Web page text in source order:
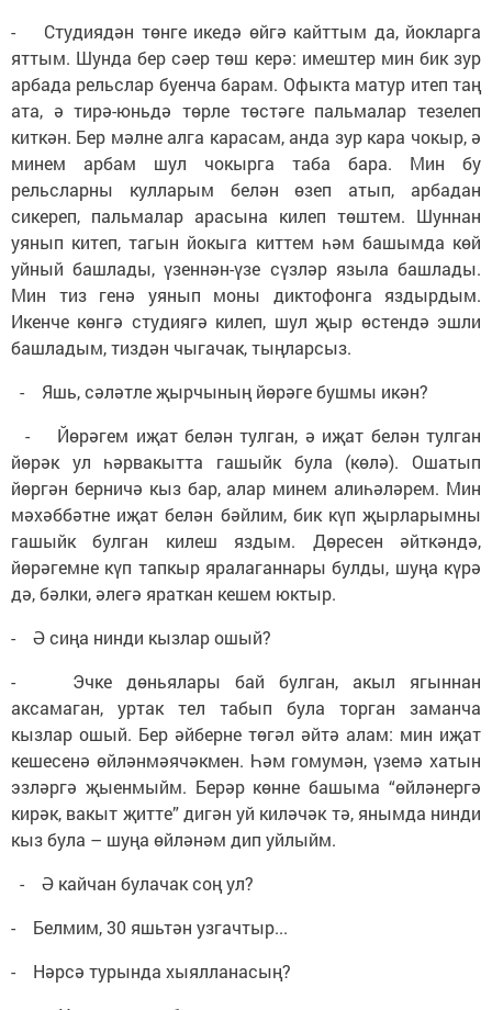
- Студиядән төнге икедә өйгә кайттым да, йокларга
яттым. Шунда бер сәер төш керә: имештер мин бик зур
арбада рельслар буенча барам. Офыкта матур итеп таң
ата, ә тирә-юньдә төрле төстәге пальмалар тезелеп
киткән. Бер мәлне алга карасам, анда зур кара чокыр, ә
минем арбам шул чокырга таба бара. Мин бу
рельсларны кулларым белән өзеп атып, арбадан
сикереп, пальмалар арасына килеп төштем. Шуннан
уянып китеп, тагын йокыга киттем һәм башымда көй
уйный башлады, үзеннән-үзе сүзләр языла башлады.
Мин тиз генә уянып моны диктофонга яздырдым.
Икенче көнгә студиягә килеп, шул җыр өстендә эшли
башладым, тиздән чыгачак, тыңларсыз.
- Яшь, сәләтле җырчының йөрәге бушмы икән?
- Йөрәгем иҗат белән тулган, ә иҗат белән тулган
йөрәк ул һәрвакытта гашыйк була (көлә). Ошатып
йөргән берничә кыз бар, алар минем алиһәләрем. Мин
мәхәббәтне иҗат белән бәйлим, бик күп җырларымны
гашыйк булган килеш яздым. Дөресен әйткәндә,
йөрәгемне күп тапкыр яралаганнары булды, шуңа күрә
дә, бәлки, әлегә яраткан кешем юктыр.
- Ә сиңа нинди кызлар ошый?
- Эчке дөньялары бай булган, акыл ягыннан
аксамаган, уртак тел табып була торган заманча
кызлар ошый. Бер әйберне төгәл әйтә алам: мин иҗат
кешесенә өйләнмәячәкмен. Һәм гомумән, үземә хатын
эзләргә җыенмыйм. Берәр көнне башыма “өйләнергә
кирәк, вакыт җитте” дигән уй киләчәк тә, янымда нинди
кыз була – шуңа өйләнәм дип уйлыйм.
- Ә кайчан булачак соң ул?
- Белмим, 30 яшьтән узгачтыр...
- Нәрсә турында хыялланасың?